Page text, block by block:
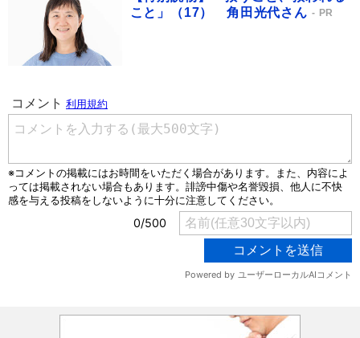
こと」（17） 角田光代さん
PR